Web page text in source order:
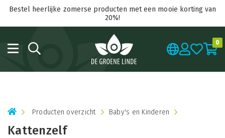
Bestel heerlijke zomerse producten met een mooie korting van
20%!
0
Producten overzicht Baby's en Kinderen
Kattenzelf